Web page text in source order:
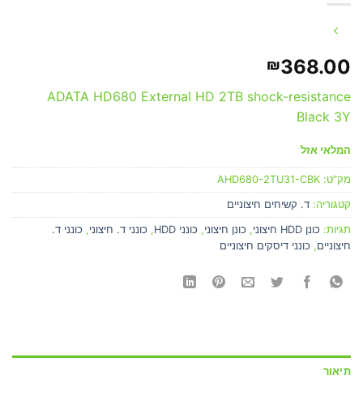
₪368.00
ADATA HD680 External HD 2TB shock-resistance
Black 3Y
המלאי אזל
מק"ט: AHD680-2TU31-CBK
קטגוריה: ד. קשיחים חיצוניים
תגיות: כונן HDD חיצוני , כונן חיצוני, כונני HDD , כונני ד. חיצוני, כונני ד.
חיצוניים, כונני דיסקים חיצוניים
תיאור